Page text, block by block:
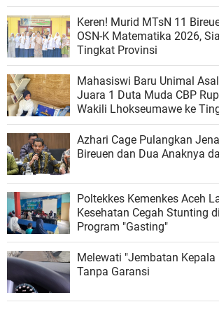
Keren! Murid MTsN 11
OSN-K Matematika 2026,
Tingkat Provinsi
Mahasiswi Baru Unimal
Juara 1 Duta Muda CBP
Wakili Lhokseumawe ke
Azhari Cage Pulangkan
Bireuen dan Dua Anaknya
Poltekkes Kemenkes Aceh
Kesehatan Cegah Stunting
Program "Gasting"
Melewati "Jembatan Kepala
Tanpa Garansi